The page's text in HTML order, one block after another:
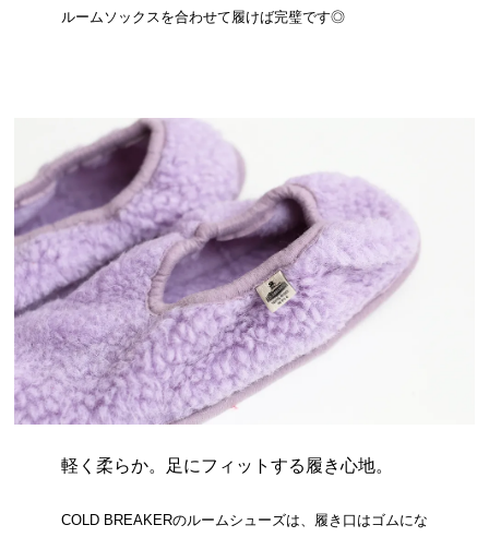
ルームソックスを合わせて履けば完璧です◎
軽く柔らか。足にフィットする履き心地。
COLD BREAKERのルームシューズは、履き口はゴムにな